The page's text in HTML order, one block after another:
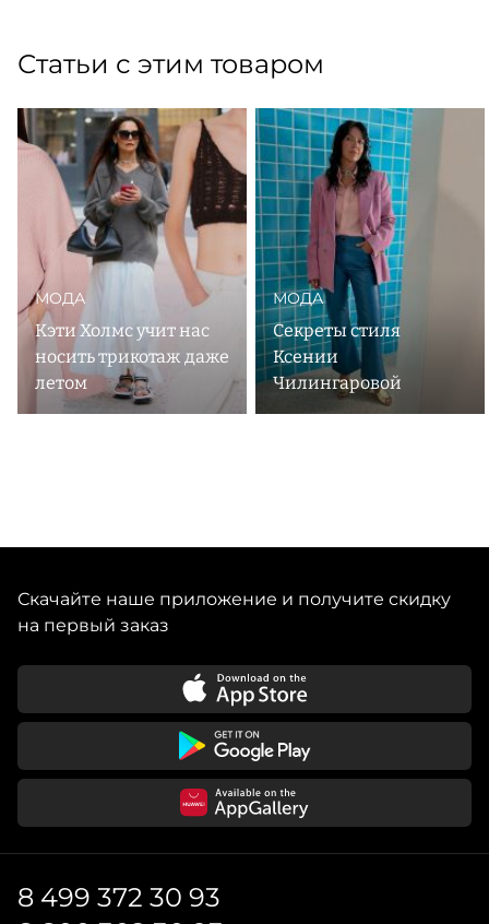
Статьи с этим товаром
МОДА
Кэти Холмс учит нас
носить трикотаж даже
летом
МОДА
Секреты стиля
Ксении
Чилингаровой
Скачайте наше приложение и получите скидку
на первый заказ
8 499 372 30 93